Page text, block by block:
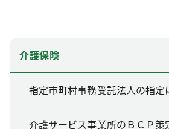
介護保険
指定市町村事務受託法人の指定
介護サービス事業所のＢＣＰ策